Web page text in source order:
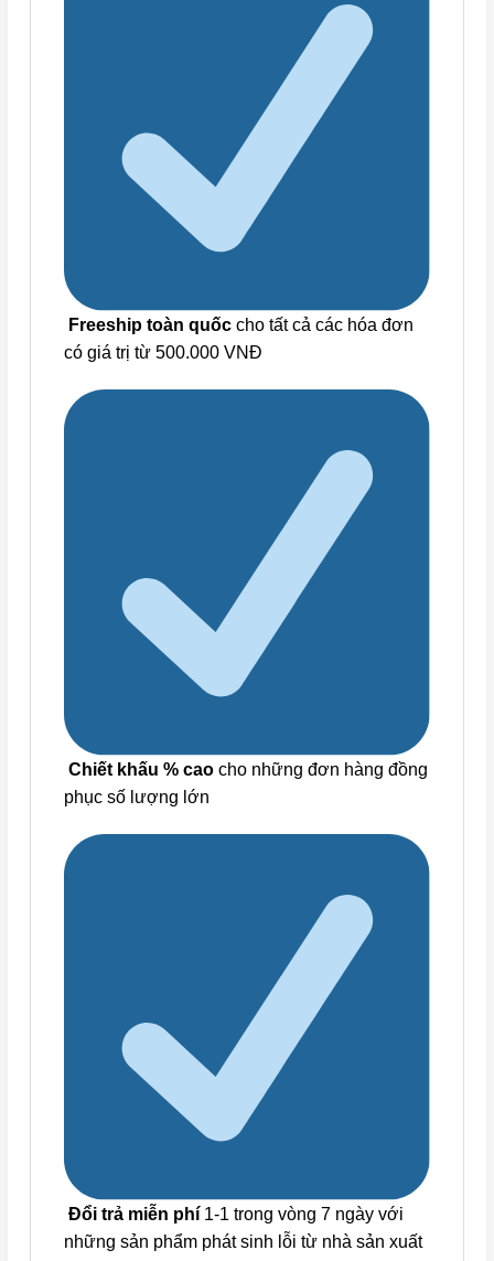
Freeship toàn quốc cho tất cả các hóa đơn
có giá trị từ 500.000 VNĐ
Chiết khấu % cao cho những đơn hàng đồng
phục số lượng lớn
Đổi trả miễn phí 1-1 trong vòng 7 ngày với
những sản phẩm phát sinh lỗi từ nhà sản xuất